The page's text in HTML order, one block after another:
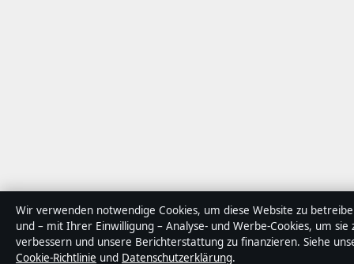
Wir verwenden notwendige Cookies, um diese Website zu
und – mit Ihrer Einwilligung – Analyse- und Werbe-Cookies, um sie
verbessern und unsere Berichterstattung zu finanzieren. Siehe
Cookie-Richtlinie und Datenschutzerklärung.